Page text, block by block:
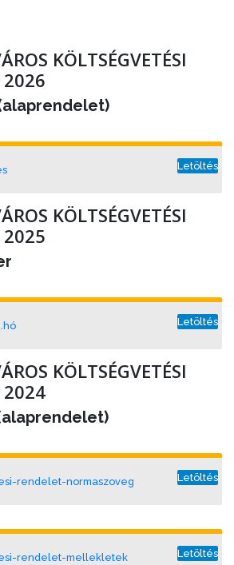
KÖLTSÉGVETÉSI
2026
Letöltés
KÖLTSÉGVETÉSI
2025
Letöltés
KÖLTSÉGVETÉSI
2024
rendelet-normaszoveg Letöltés
rendelet-mellekletek Letöltés